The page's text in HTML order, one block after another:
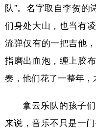
队”。名字取自李贺
们身处大山，也当有
流弹仅有的一把吉他
指磨出血泡，缠上胶
奏，他们花了一整年，
拿云乐队的孩子
来说，音乐不只是一